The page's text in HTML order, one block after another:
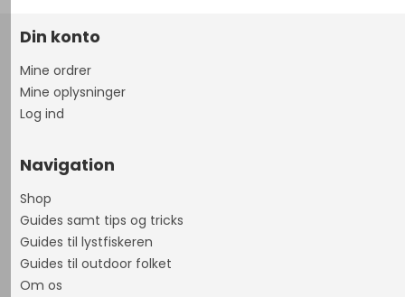
Din konto
Mine ordrer
Mine oplysninger
Log ind
Navigation
Shop
Guides samt tips og tricks
Guides til lystfiskeren
Guides til outdoor folket
Om os